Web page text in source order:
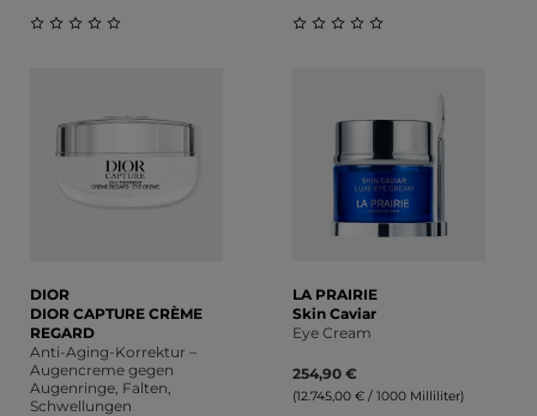
DIOR
DIOR CAPTURE CRÈME
REGARD
Anti-Aging-Korrektur –
Augencreme gegen
Augenringe, Falten,
Schwellungen
LA PRAIRIE
Skin Caviar
Eye Cream
254,90 €
(12.745,00 € / 1000 Milliliter)